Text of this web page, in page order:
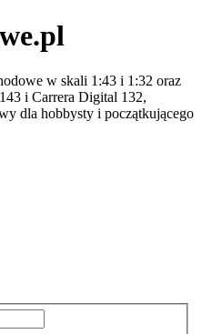
w skali 1:43 i 1:32 oraz
i Carrera Digital 132,
dla hobbysty i początkującego